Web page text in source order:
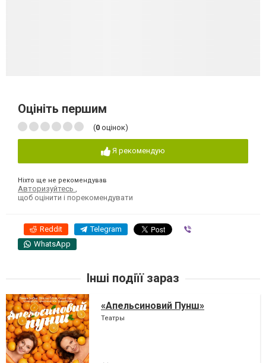
Оцініть першим
(0 оцінок)
Я рекомендую
Ніхто ще не рекомендував
Авторизуйтесь
щоб оцінити і порекомендувати
Reddit Telegram
WhatsApp
Інші подіїї зараз
«Апельсиновий Пунш»
Театры